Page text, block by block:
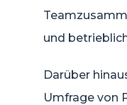
und
Darüber
Umfrage von